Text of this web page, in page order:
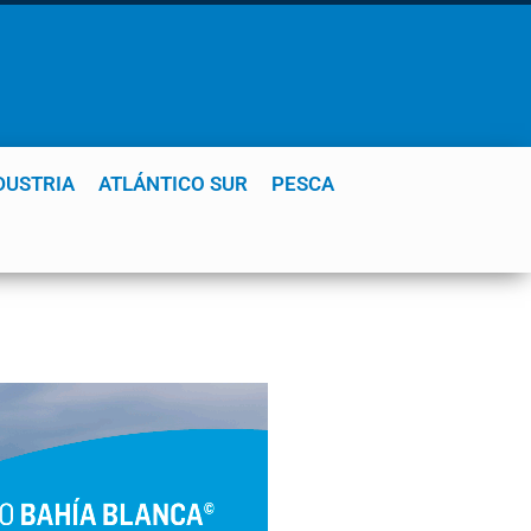
ATLÁNTICO SUR PESCA